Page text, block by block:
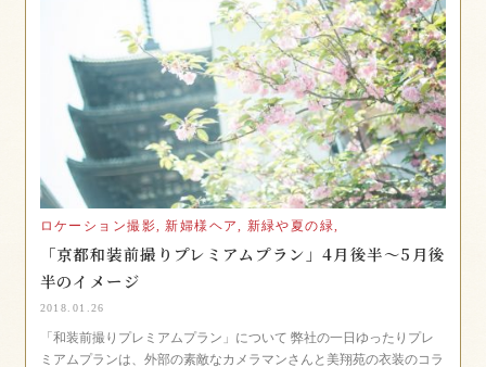
ロケーション撮影, 新婦様ヘア, 新緑や夏の緑,
「京都和装前撮りプレミアムプラン」4月後半～5月後
半のイメージ
2018.01.26
「和装前撮りプレミアムプラン」について 弊社の一日ゆったりプレ
ミアムプランは、外部の素敵なカメラマンさんと美翔苑の衣装のコラ